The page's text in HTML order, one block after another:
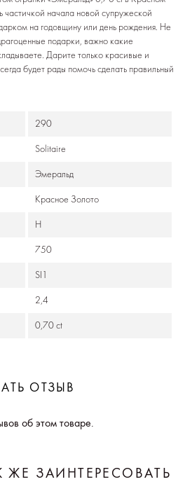
начала новой супружеской
на годовщину или день рождения. Не
подарки, важно какие
Дарите только красивые и
будет рады помочь сделать правильный
290
Solitaire
Эмеральд
Красное Золото
H
750
SI1
2,4
0,70 ct
ОТЗЫВ
об этом товаре.
ЖЕ ЗАИНТЕРЕСОВАТЬ